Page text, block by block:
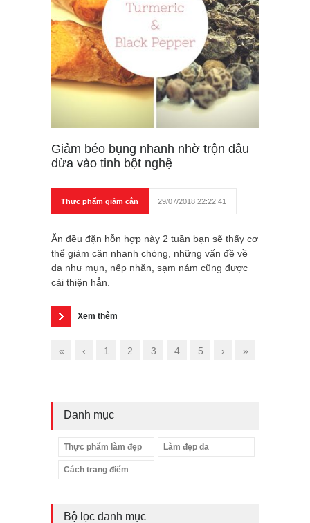
Giảm béo bụng nhanh nhờ trộn dầu
dừa vào tinh bột nghệ
Thực phẩm giảm cân 29/07/2018 22:22:41
Ăn đều đặn hỗn hợp này 2 tuần bạn sẽ thấy cơ
thể giảm cân nhanh chóng, những vấn đề về
da như mụn, nếp nhăn, sạm nám cũng được
cải thiện hẳn.
Xem thêm
« ‹ 1 2 3 4 5 › »
Danh mục
Thực phẩm làm đẹp Làm đẹp da
Cách trang điểm
Bộ lọc danh mục